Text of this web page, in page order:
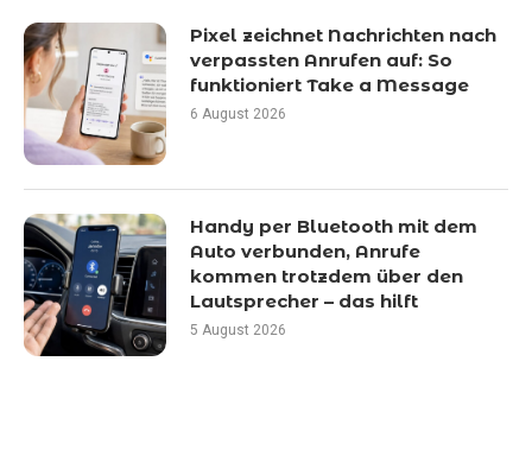
Pixel zeichnet Nachrichten nach
verpassten Anrufen auf: So
funktioniert Take a Message
6 August 2026
Handy per Bluetooth mit dem
Auto verbunden, Anrufe
kommen trotzdem über den
Lautsprecher – das hilft
5 August 2026